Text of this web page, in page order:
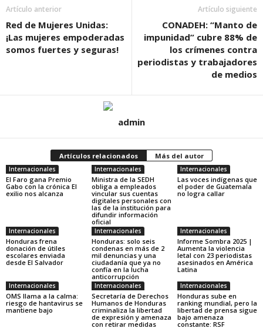
Artículo anterior
Red de Mujeres Unidas:
¡Las mujeres empoderadas
somos fuertes y seguras!
Artículo siguiente
CONADEH: “Manto de
impunidad” cubre 88% de
los crímenes contra
periodistas y trabajadores
de medios
admin
Artículos relacionados Más del autor
Internacionales
El Faro gana Premio
Gabo con la crónica El
exilio nos alcanza
Internacionales
Ministra de la SEDH
obliga a empleados
vincular sus cuentas
digitales personales con
las de la institución para
difundir información
oficial
Internacionales
Las voces indígenas que
el poder de Guatemala
no logra callar
Internacionales
Honduras frena
donación de útiles
escolares enviada
desde El Salvador
Internacionales
Honduras: solo seis
condenas en más de 2
mil denuncias y una
ciudadanía que ya no
confía en la lucha
anticorrupción
Internacionales
Informe Sombra 2025 |
Aumenta la violencia
letal con 23 periodistas
asesinados en América
Latina
Internacionales
OMS llama a la calma:
riesgo de hantavirus se
mantiene bajo
Internacionales
Secretaría de Derechos
Humanos de Honduras
criminaliza la libertad
de expresión y amenaza
con retirar medidas
Internacionales
Honduras sube en
ranking mundial, pero la
libertad de prensa sigue
bajo amenaza
constante: RSF